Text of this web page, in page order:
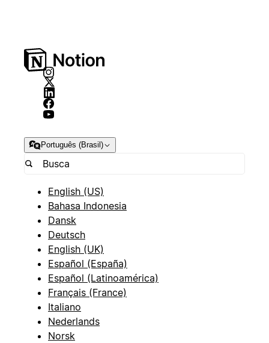
Português (Brasil)
English (US)
Bahasa Indonesia
Dansk
Deutsch
English (UK)
Español (España)
Español (Latinoamérica)
Français (France)
Italiano
Nederlands
Norsk